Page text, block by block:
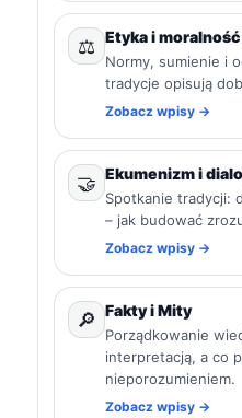
⚖️ Etyka i
Normy, sumienie i
tradycje opisują
Zobacz wpisy →
🤝 Ekumenizm i
Spotkanie tradycji:
– jak budować
Zobacz wpisy →
🔎 Fakty i Mity
Porządkowanie
interpretacją, a co
nieporozumieniem.
Zobacz wpisy →